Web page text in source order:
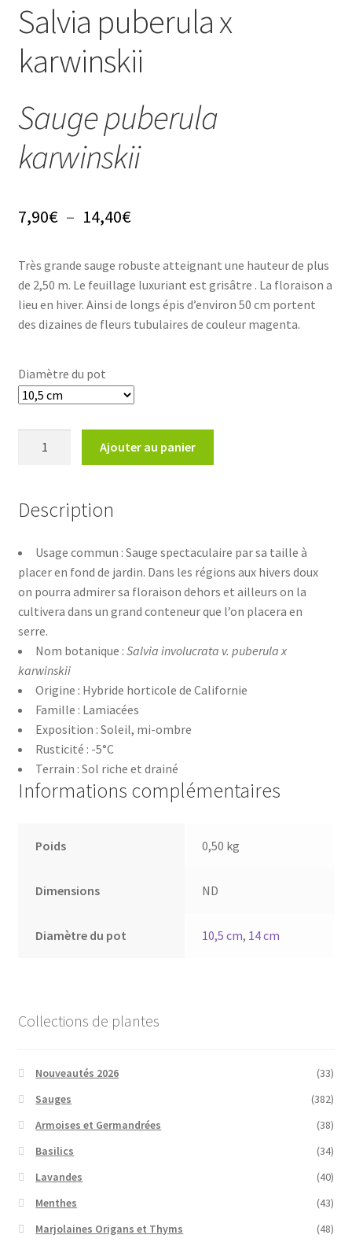
L’emballage
Avis GOOGLE
Salvia puberula x
karwinskii
Sauge puberula
karwinskii
7,90€ – 14,40€Plage
prix :
7,90€
à
Très grande sauge robuste atteignant une hauteur de plus
de 2,50 m. Le feuillage luxuriant est grisâtre . La floraison a
lieu en hiver. Ainsi de longs épis d’environ 50 cm portent
des dizaines de fleurs tubulaires de couleur magenta.
Diamètre du pot
x
Ajouter au panier
Description
Usage commun : Sauge spectaculaire par sa taille à
placer en fond de jardin. Dans les régions aux hivers doux
on pourra admirer sa floraison dehors et ailleurs on la
cultivera dans un grand conteneur que l’on placera en
serre.
Nom botanique : Salvia involucrata v. puberula x
karwinskii
Origine : Hybride horticole de Californie
Famille : Lamiacées
Exposition : Soleil, mi-ombre
Rusticité : -5°C
Terrain : Sol riche et drainé
Informations complémentaires
Poids 0,50 kg
Dimensions ND
Diamètre du pot 10,5 cm, 14 cm
Collections de plantes
Nouveautés 2026
(33)
Sauges
(382)
Armoises et Germandrées
(38)
Basilics
(34)
Lavandes
(40)
Menthes
(43)
Marjolaines Origans et Thyms
(48)